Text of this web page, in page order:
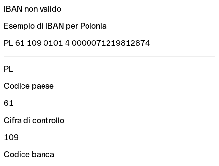
IBAN non valido
Esempio di IBAN per Polonia
PL 61 109 0101 4 0000071219812874
PL
Codice paese
61
Cifra di controllo
109
Codice banca